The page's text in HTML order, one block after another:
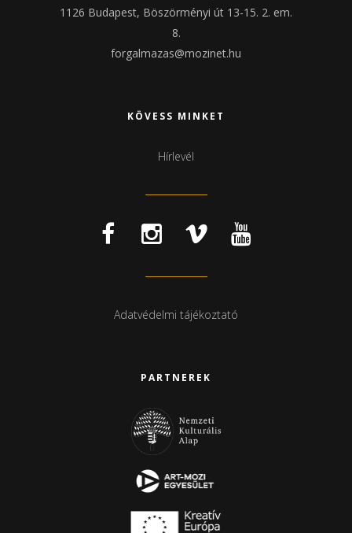
1126 Budapest, Böszörményi út 13-15. 2. em.
8.
forgalmazas@mozinet.hu
KÖVESS MINKET
Hírlevél
Adatvédelmi tájékoztató
PARTNEREK